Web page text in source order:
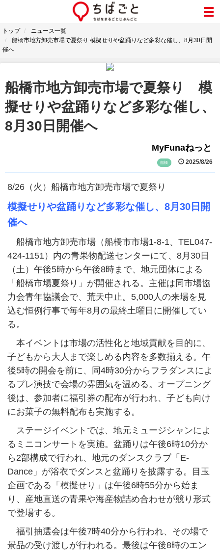
トップ
ニュース一覧
船橋市地方卸売市場で夏祭り 模擬せりや盆踊りなど多彩な催し、8月30日開
催へ
船橋市地方卸売市場で夏祭り 模
擬せりや盆踊りなど多彩な催し、
8月30日開催へ
MyFunaねっと
船橋 2025/8/26
8/26（火）船橋市地方卸売市場で夏祭り
模擬せりや盆踊りなど多彩な催し、8月30日開
催へ
船橋市地方卸売市場（船橋市市場1-8-1、TEL047-
424-1151）内の青果物配送センターにて、8月30日
（土）午後5時から午後8時まで、地元団体による
「船橋市場夏祭り」が開催される。主催は同市場協
力会青年協議会で、荒天中止。5,000人の来場を見
込む恒例行事で毎年8月の最終土曜日に開催してい
る。
本イベントは市場の活性化と地域貢献を目的に、
子どもから大人まで楽しめる内容を多数揃える。午
後5時の開会を前に、同4時30分からフラダンスによ
るプレ演技で会場の雰囲気を温める。オープニング
後は、参加者に福引券の配布が行われ、子ども向け
にお菓子の無料配布も実施する。
ステージイベントでは、地元ミュージシャンによ
るミニコンサートを実施。盆踊りは午後6時10分か
ら2部構成で行われ、地元のダンスクラブ「E-
Dance」が浴衣でダンスと盆踊りを披露する。目玉
企画である「模擬せり」は午後6時55分から始ま
り、産地直送の青果や海産物詰め合わせが競り形式
で登場する。
福引抽選会は午後7時40分から行われ、その場で
景品の受け渡しが行われる。最後は午後8時のエン